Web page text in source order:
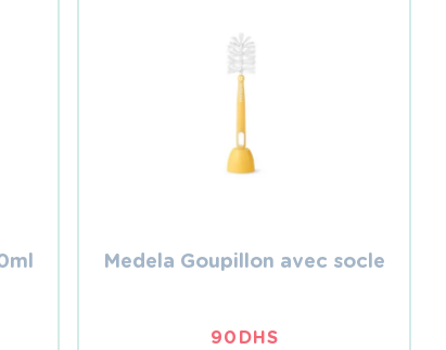
Medela Goupillon avec socle
90 DHS